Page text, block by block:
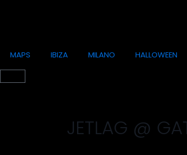
MAPS IBIZA MILANO HALLOWEEN
JETLAG @